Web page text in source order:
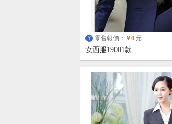
零售報價： ￥0 元
女西服19001款